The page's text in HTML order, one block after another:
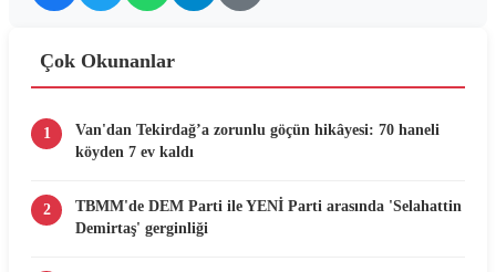
Çok Okunanlar
1
Van'dan Tekirdağ’a zorunlu göçün hikâyesi: 70 haneli
köyden 7 ev kaldı
2
TBMM'de DEM Parti ile YENİ Parti arasında 'Selahattin
Demirtaş' gerginliği